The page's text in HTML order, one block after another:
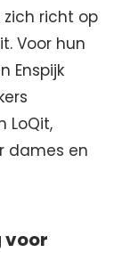
richt op
Voor hun
Enspijk
LoQit,
dames en
voor